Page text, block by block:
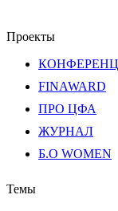
Проекты
FINAWARD
ПРО ЦФА
ЖУРНАЛ
Б.О WOMEN
Темы